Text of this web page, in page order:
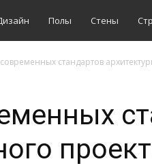
Полы Стены
стандартов